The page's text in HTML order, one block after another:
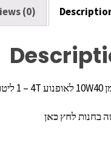
(0)
בחנותלחץ כאן